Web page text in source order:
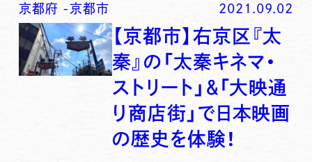
京都府 -京都市 2021.09.02
【京都市】右京区『太
秦』の「太秦キネマ・
ストリート」＆「大映通
り商店街」で日本映画
の歴史を体験！